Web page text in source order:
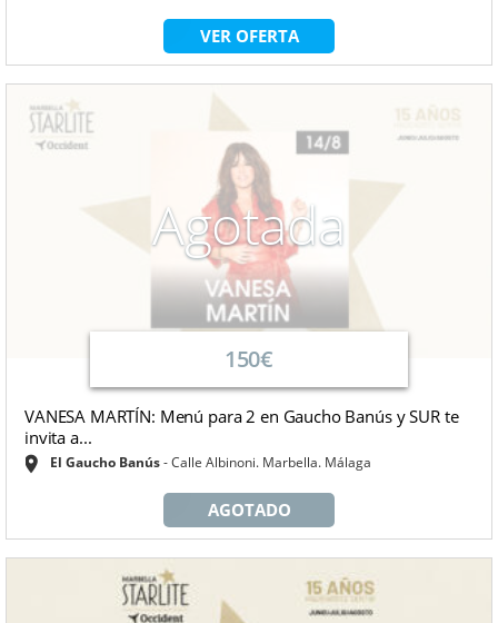
VER OFERTA
Agotada
150€
VANESA MARTÍN: Menú para 2 en Gaucho Banús y SUR te
invita a...
El Gaucho Banús Calle Albinoni. Marbella. Málaga
AGOTADO